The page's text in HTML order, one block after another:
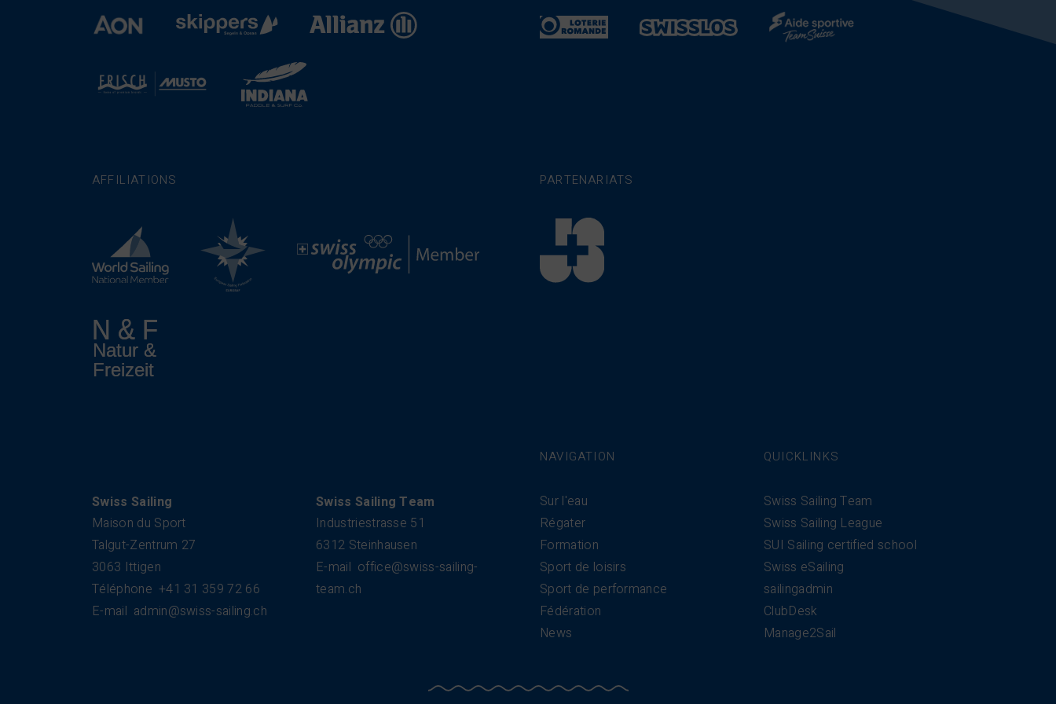
AFFILIATIONS PARTENARIATS
Swiss Sailing
Maison du Sport
Talgut-Zentrum 27
3063 Ittigen
Téléphone +41 31 359 72 66
E-mail admin@swiss-sailing.ch
Swiss Sailing Team
Industriestrasse 51
6312 Steinhausen
E-mail office@swiss-sailing-
team.ch
NAVIGATION
Sur l'eau
Régater
Formation
Sport de loisirs
Sport de performance
Fédération
News
QUICKLINKS
Swiss Sailing Team
Swiss Sailing League
SUI Sailing certified school
Swiss eSailing
sailingadmin
ClubDesk
Manage2Sail